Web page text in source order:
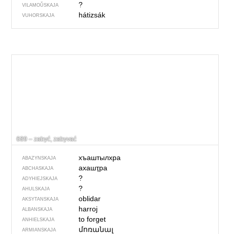
VILAMOŬSKAJA ?
VUHORSKAJA hátizsák
689 – zabyć, zabyvać
ABAZYNSKAJA хъаштылхра
ABCHASKAJA ахашҭра
ADYHIEJSKAJA ?
AHULSKAJA ?
AKSYTANSKAJA oblidar
ALBANSKAJA harroj
ANHIELSKAJA to forget
ARMIANSKAJA մոռանալ